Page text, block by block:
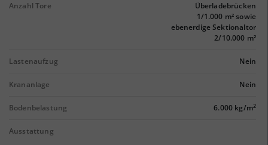
Anzahl Tore
Überladebrücken
1/1.000 m² sowie
ebenerdige Sektionaltor
2/10.000 m²
Lastenaufzug Nein
Krananlage Nein
Bodenbelastung 6.000 kg/m2
Ausstattung